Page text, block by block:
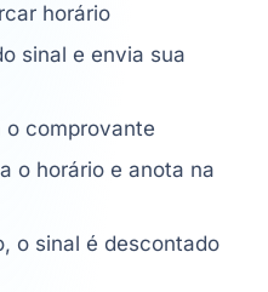
horário
sinal e envia sua
o comprovante
o horário e anota na
o sinal é descontado